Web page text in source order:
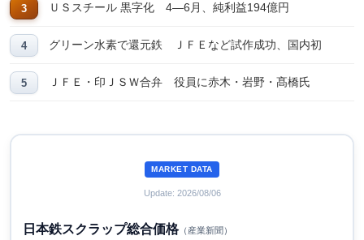
ＵＳスチール 黒字化 4―6月、純利益194億円
グリーン水素で還元鉄 ＪＦＥなど試作成功、国内初
ＪＦＥ・印ＪＳＷ合弁 役員に赤木・岩野・髙橋氏
MARKET DATA
Update: 2026/08/06
日本鉄スクラップ総合価格（産業新聞）